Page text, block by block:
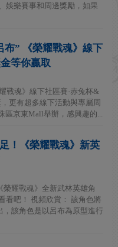
娛樂賽事和周邊獎勵，如果
布” 《榮耀戰魂》線下
等你贏取
戰魂》線下社區賽·赤兔杯&
更有超多線下活動與專屬周
區京東Mall舉辦，感興趣的...
！《榮耀戰魂》新英
耀戰魂》全新武林英雄角
看吧！ 視頻欣賞： 該角色將
，該角色是以呂布為原型進行